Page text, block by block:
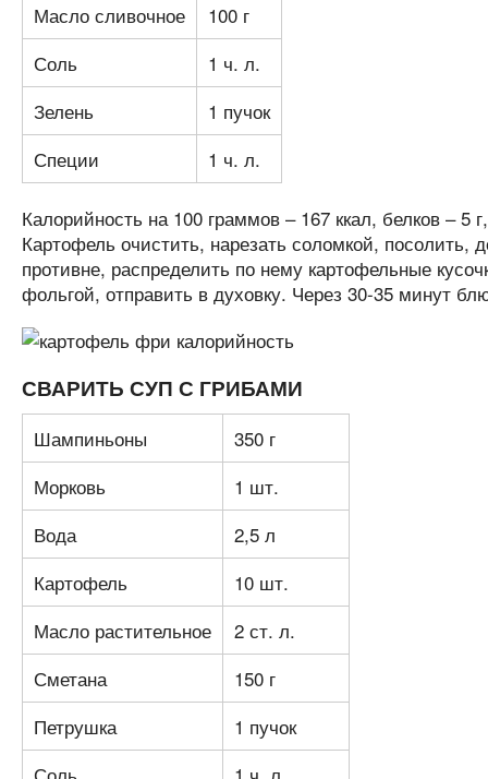
Масло сливочное
100 г
Соль
1 ч. л.
Зелень
1 пучок
Специи
1 ч. л.
Калорийность на 100 граммов – 167 ккал, белков – 5
Картофель очистить, нарезать соломкой,
противне, распределить по нему картофельные
фольгой, отправить в духовку. Через 30-35 минут
СВАРИТЬ СУП С ГРИБАМИ
Шампиньоны
350 г
Морковь
1 шт.
Вода
2,5 л
Картофель
10 шт.
Масло растительное
2 ст. л.
Сметана
150 г
Петрушка
1 пучок